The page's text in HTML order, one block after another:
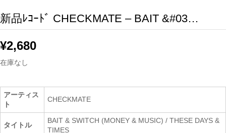
新品ﾚｺｰﾄﾞ CHECKMATE – BAIT &#03…
¥2,680
在庫なし
アーティス
ト
CHECKMATE
タイトル
BAIT & SWITCH (MONEY & MUSIC) / THESE DAYS &
TIMES